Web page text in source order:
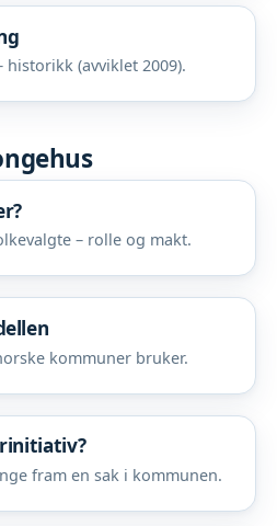
(avviklet 2009).
– rolle og makt.
kommuner bruker.
fram en sak i kommunen.